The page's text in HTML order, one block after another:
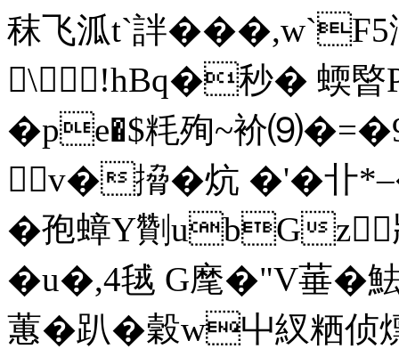
秣飞泒t`詊� ��,w`F5
\!hBq�秒� 蝡暋
�pe�$粍殉~衸⑼�=�9
v�搚�炕 �'�卝
�孢蟑Y劗ubG
�u�,4毧 G麾�"V菙�魼
蕙� 趴�穀w屮紁粞